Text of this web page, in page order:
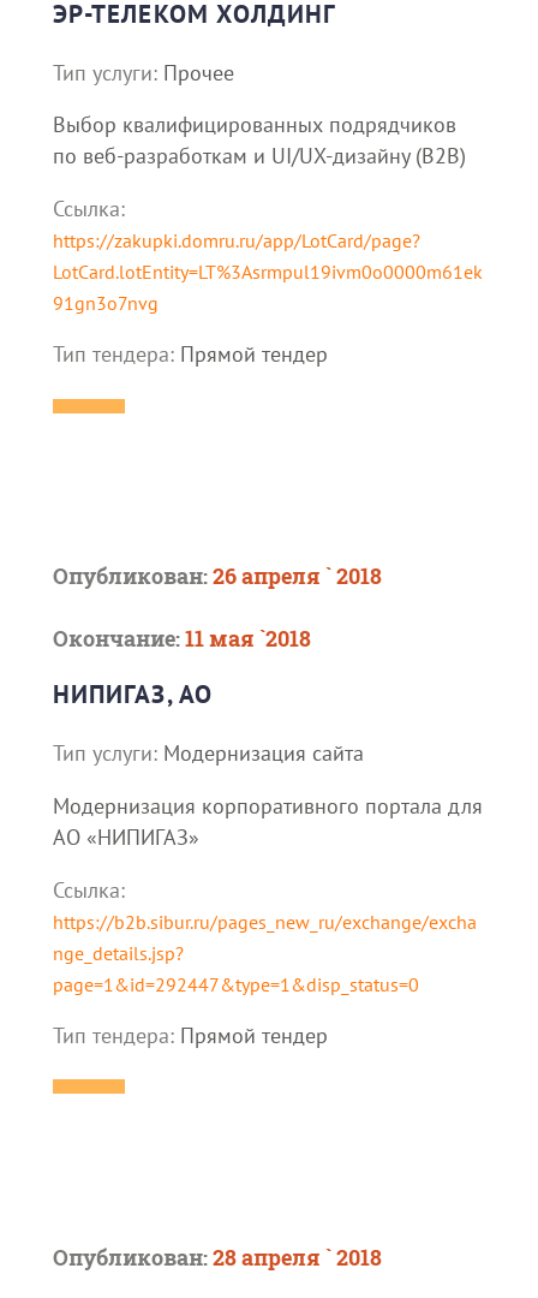
ЭР-ТЕЛЕКОМ ХОЛДИНГ
Тип услуги: Прочее
Выбор квалифицированных подрядчиков
по веб-разработкам и UI/UX-дизайну (B2B)
Ссылка:
https://zakupki.domru.ru/app/LotCard/page?
LotCard.lotEntity=LT%3Asrmpul19ivm0o0000m61ek
91gn3o7nvg
Тип тендера: Прямой тендер
Опубликован:26 апреля ` 2018
Окончание:11 мая `2018
НИПИГАЗ, АО
Тип услуги: Модернизация сайта
Модернизация корпоративного портала для
АО «НИПИГАЗ»
Ссылка:
https://b2b.sibur.ru/pages_new_ru/exchange/excha
nge_details.jsp?
page=1&id=292447&type=1&disp_status=0
Тип тендера: Прямой тендер
Опубликован:28 апреля ` 2018